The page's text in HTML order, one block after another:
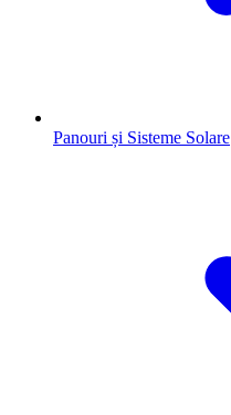
Panouri și Sisteme Solare